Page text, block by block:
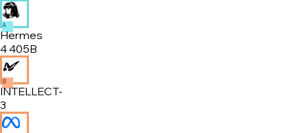
A
Hermes
4 405B
B
INTELLECT-
3